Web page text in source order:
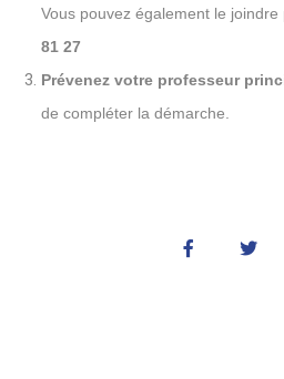
Vous pouvez également le
81 27
Prévenez votre professeur
de compléter la démarche.